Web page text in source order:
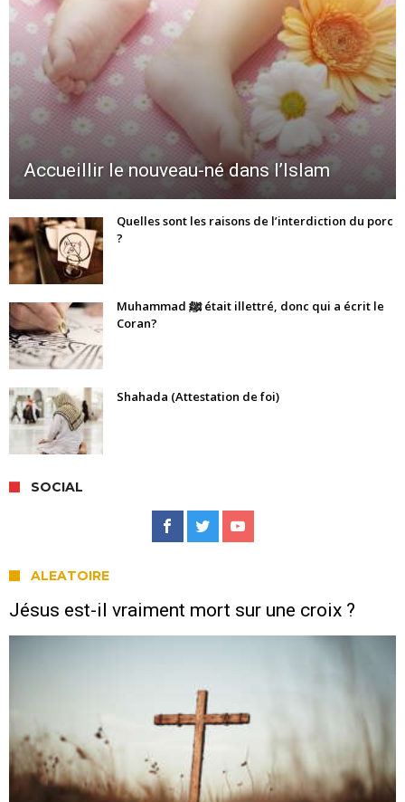
Accueillir le nouveau-né dans l’Islam
Quelles sont les raisons de l’interdiction du porc
?
Muhammad ﷺ était illettré, donc qui a écrit le
Coran?
Shahada (Attestation de foi)
SOCIAL
ALEATOIRE
Jésus est-il vraiment mort sur une croix ?